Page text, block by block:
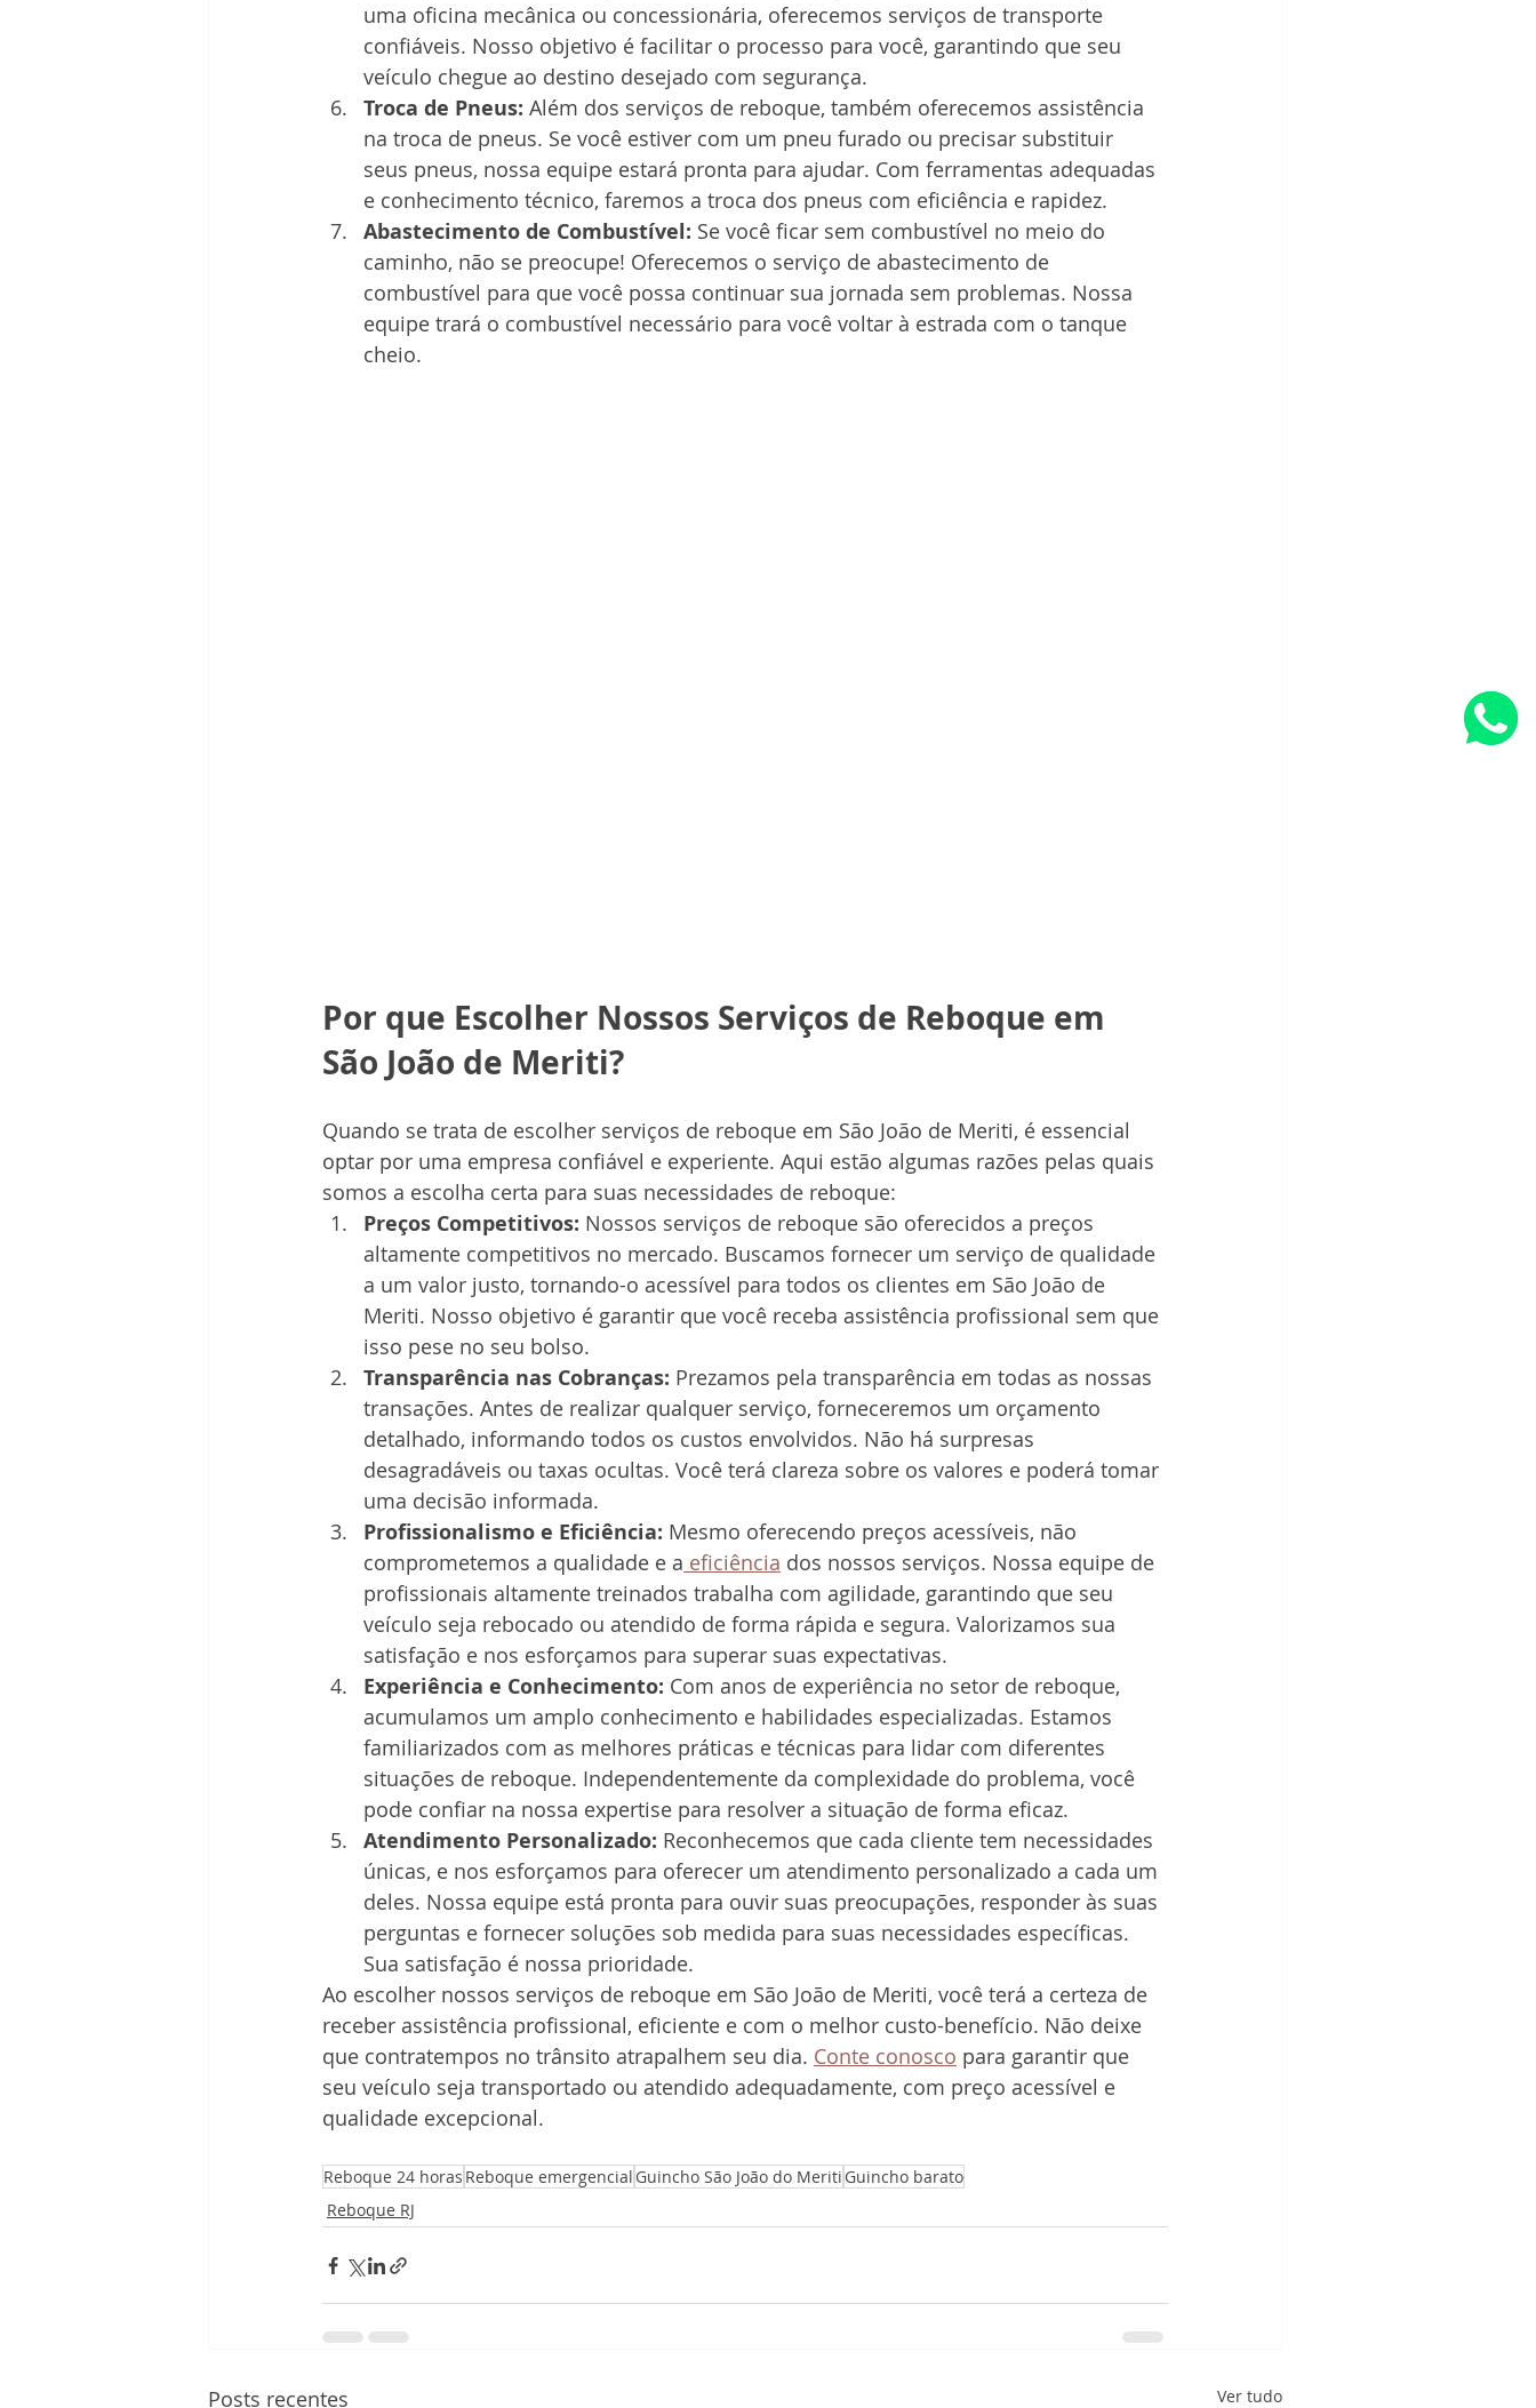
uma oficina mecânica ou concessionária, oferecemos serviços de transporte
confiáveis. Nosso objetivo é facilitar o processo para você, garantindo que seu
veículo chegue ao destino desejado com segurança.
Troca de Pneus: Além dos serviços de reboque, também oferecemos assistência
na troca de pneus. Se você estiver com um pneu furado ou precisar substituir
seus pneus, nossa equipe estará pronta para ajudar. Com ferramentas adequadas
e conhecimento técnico, faremos a troca dos pneus com eficiência e rapidez.
Abastecimento de Combustível: Se você ficar sem combustível no meio do
caminho, não se preocupe! Oferecemos o serviço de abastecimento de
combustível para que você possa continuar sua jornada sem problemas. Nossa
equipe trará o combustível necessário para você voltar à estrada com o tanque
cheio.
Por que Escolher Nossos Serviços de Reboque em
São João de Meriti?
Quando se trata de escolher serviços de reboque em São João de Meriti, é essencial
optar por uma empresa confiável e experiente. Aqui estão algumas razões pelas quais
somos a escolha certa para suas necessidades de reboque:
Preços Competitivos: Nossos serviços de reboque são oferecidos a preços
altamente competitivos no mercado. Buscamos fornecer um serviço de qualidade
a um valor justo, tornando-o acessível para todos os clientes em São João de
Meriti. Nosso objetivo é garantir que você receba assistência profissional sem que
isso pese no seu bolso.
Transparência nas Cobranças: Prezamos pela transparência em todas as nossas
transações. Antes de realizar qualquer serviço, forneceremos um orçamento
detalhado, informando todos os custos envolvidos. Não há surpresas
desagradáveis ou taxas ocultas. Você terá clareza sobre os valores e poderá tomar
uma decisão informada.
Profissionalismo e Eficiência: Mesmo oferecendo preços acessíveis, não
comprometemos a qualidade e a eficiência dos nossos serviços. Nossa equipe de
profissionais altamente treinados trabalha com agilidade, garantindo que seu
veículo seja rebocado ou atendido de forma rápida e segura. Valorizamos sua
satisfação e nos esforçamos para superar suas expectativas.
Experiência e Conhecimento: Com anos de experiência no setor de reboque,
acumulamos um amplo conhecimento e habilidades especializadas. Estamos
familiarizados com as melhores práticas e técnicas para lidar com diferentes
situações de reboque. Independentemente da complexidade do problema, você
pode confiar na nossa expertise para resolver a situação de forma eficaz.
Atendimento Personalizado: Reconhecemos que cada cliente tem necessidades
únicas, e nos esforçamos para oferecer um atendimento personalizado a cada um
deles. Nossa equipe está pronta para ouvir suas preocupações, responder às suas
perguntas e fornecer soluções sob medida para suas necessidades específicas.
Sua satisfação é nossa prioridade.
Ao escolher nossos serviços de reboque em São João de Meriti, você terá a certeza de
receber assistência profissional, eficiente e com o melhor custo-benefício. Não deixe
que contratempos no trânsito atrapalhem seu dia. Conte conosco para garantir que
seu veículo seja transportado ou atendido adequadamente, com preço acessível e
qualidade excepcional.
Reboque 24 horas Reboque emergencial Guincho São João do Meriti Guincho barato
Reboque RJ
Posts recentes Ver tudo